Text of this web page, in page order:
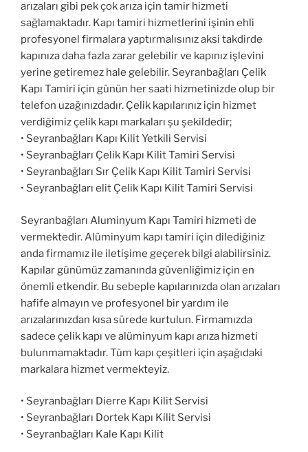
arızaları gibi pek çok arıza için tamir hizmeti
sağlamaktadır. Kapı tamiri hizmetlerini işinin ehli
profesyonel firmalara yaptırmalısınız aksi takdirde
kapınıza daha fazla zarar gelebilir ve kapınız işlevini
yerine getiremez hale gelebilir. Seyranbağları Çelik
Kapı Tamiri için günün her saati hizmetinizde olup bir
telefon uzağınızdadır. Çelik kapılarınız için hizmet
verdiğimiz çelik kapı markaları şu şekildedir;
• Seyranbağları Kapı Kilit Yetkili Servisi
• Seyranbağları Çelik Kapı Kilit Tamiri Servisi
• Seyranbağları Sır Çelik Kapı Kilit Tamiri Servisi
• Seyranbağları elit Çelik Kapı Kilit Tamiri Servisi
Seyranbağları Aluminyum Kapı Tamiri hizmeti de
vermektedir. Alüminyum kapı tamiri için dilediğiniz
anda firmamız ile iletişime geçerek bilgi alabilirsiniz.
Kapılar günümüz zamanında güvenliğimiz için en
önemli etkendir. Bu sebeple kapılarınızda olan arızaları
hafife almayın ve profesyonel bir yardım ile
arızalarınızdan kısa sürede kurtulun. Firmamızda
sadece çelik kapı ve alüminyum kapı arıza hizmeti
bulunmamaktadır. Tüm kapı çeşitleri için aşağıdaki
markalara hizmet vermekteyiz.
• Seyranbağları Dierre Kapı Kilit Servisi
• Seyranbağları Dortek Kapı Kilit Servisi
• Seyranbağları Kale Kapı Kilit